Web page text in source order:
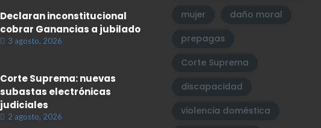
Declaran inconstitucional
cobrar Ganancias a jubilado
3 agosto, 2026
Corte Suprema: nuevas
subastas electrónicas
judiciales
2 agosto, 2026
mujer
daño moral
prepagas
Corte Suprema
discapacidad
violencia doméstica